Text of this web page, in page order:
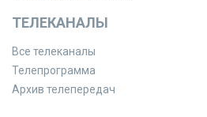
ТЕЛЕКАНАЛЫ
Все телеканалы
Телепрограмма
Архив телепередач